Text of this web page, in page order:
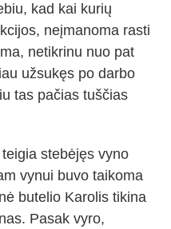
kad kai kurių
neįmanoma rasti
netikrinu nuo pat
užsukęs po darbo
tas pačias tuščias
stebėjęs vyno
vynui buvo taikoma
butelio Karolis tikina
Pasak vyro,